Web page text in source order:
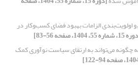
اولویت‌بندی الزامات بهبود فضای کسب‌و‌کار در
55، 1404، صفحه 56-83]
چگونه می‌تواند به ارتقای سیاست نوآوری کمک